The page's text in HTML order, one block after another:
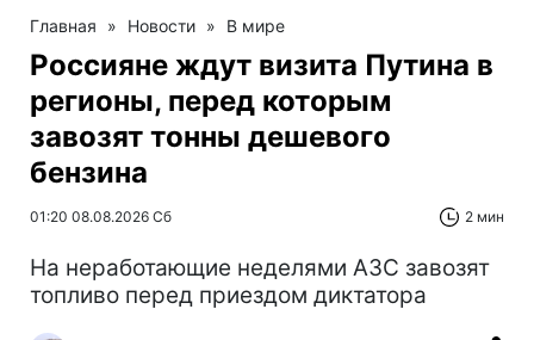
Главная » Новости » В мире
Россияне ждут визита Путина в
регионы, перед которым
завозят тонны дешевого
бензина
01:20 08.08.2026 Сб 2 мин
На неработающие неделями АЗС завозят
топливо перед приездом диктатора